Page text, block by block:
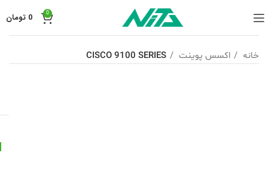
0
0 تومان
خانه اکسس پوینت CISCO 9100 SERIES